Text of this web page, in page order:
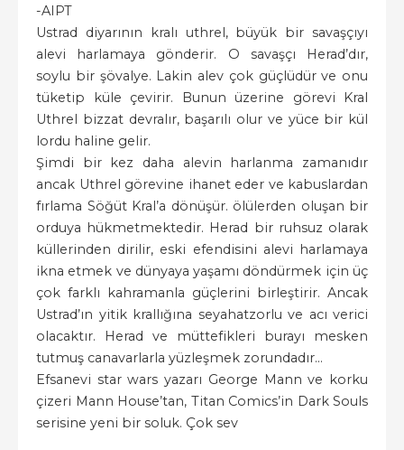
-AIPT
Ustrad diyarının kralı uthrel, büyük bir savaşçıyı
alevi harlamaya gönderir. O savaşçı Herad’dır,
soylu bir şövalye. Lakin alev çok güçlüdür ve onu
tüketip küle çevirir. Bunun üzerine görevi Kral
Uthrel bizzat devralır, başarılı olur ve yüce bir kül
lordu haline gelir.
Şimdi bir kez daha alevin harlanma zamanıdır
ancak Uthrel görevine ihanet eder ve kabuslardan
fırlama Söğüt Kral’a dönüşür. ölülerden oluşan bir
orduya hükmetmektedir. Herad bir ruhsuz olarak
küllerinden dirilir, eski efendisini alevi harlamaya
ikna etmek ve dünyaya yaşamı döndürmek için üç
çok farklı kahramanla güçlerini birleştirir. Ancak
Ustrad’ın yitik krallığına seyahatzorlu ve acı verici
olacaktır. Herad ve müttefikleri burayı mesken
tutmuş canavarlarla yüzleşmek zorundadır...
Efsanevi star wars yazarı George Mann ve korku
çizeri Mann House’tan, Titan Comics’in Dark Souls
serisine yeni bir soluk. Çok sev